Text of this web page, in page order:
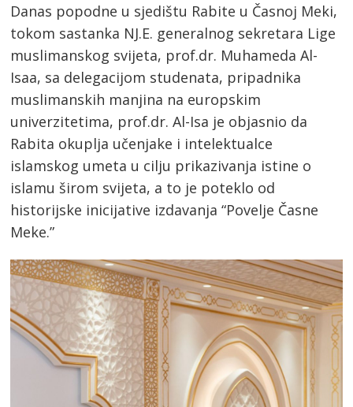
Danas popodne u sjedištu Rabite u Časnoj Meki,
tokom sastanka NJ.E. generalnog sekretara Lige
muslimanskog svijeta, prof.dr. Muhameda Al-
Isaa, sa delegacijom studenata, pripadnika
muslimanskih manjina na europskim
univerzitetima, prof.dr. Al-Isa je objasnio da
Rabita okuplja učenjake i intelektualce
islamskog umeta u cilju prikazivanja istine o
islamu širom svijeta, a to je poteklo od
historijske inicijative izdavanja “Povelje Časne
Meke.”